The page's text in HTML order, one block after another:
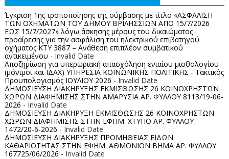
Έγκριση 1ης τροποποίησης της σύμβασης με τίτλο «ΑΣΦΑΛΙΣΗ
ΤΩΝ ΟΧΗΜΑΤΩΝ ΤΟΥ ΔΗΜΟΥ ΒΡΙΛΗΣΣΙΩΝ ΑΠΟ 15/7/2026
ΕΩΣ 15/7/2027» λόγω άσκησης μέρους του δικαιώματος
προαίρεσης για την ασφάλιση του ηλεκτρικού επιβατηγού
οχήματος ΚΤΥ 3887 – Ανάθεση επιπλέον συμβατικού
αντικειμένου - Invalid Date
Αποζημίωση για υπερωριακή απασχόληση ενιαίου μισθολογίου
(μόνιμοι και ΙΔΑΧ) ΥΠΗΡΕΣΙΑ ΚΟΙΝΩΝΙΚΗΣ ΠΟΛΙΤΙΚΗΣ - Τακτικός
Προυπολογισμός ΙΟΥΛΙΟΥ 2026 - Invalid Date
ΔΗΜΟΣΙΕΥΣΗ ΔΙΑΚΗΡΥΞΗΣ ΕΚΜΙΣΘΩΣΗΣ 26 ΚΟΙΝΟΧΡΗΣΤΩΝ
ΧΩΡΩΝ ΔΙΑΦΗΜΙΣΗΣ ΣΤΗΝ ΑΜΑΡΥΣΙΑ ΑΡ. ΦΥΛΛΟΥ 8113/19-06-
2026 - Invalid Date
ΔΗΜΟΣΙΕΥΣΗ ΔΙΑΚΗΡΥΞΗ ΕΚΜΙΣΘΩΣΗΣ 26 ΚΟΙΝΟΧΡΗΣΤΩΝ
ΧΩΡΩΝ ΔΙΑΦΗΜΙΣΗΣ ΣΤΗΝ ΕΦΗΜ. ΧΤΥΠΟ ΑΡ. ΦΥΛΛΟΥ
1472/20-6-2026 - Invalid Date
ΔΗΜΟΣΙΕΥΣΗ ΔΙΑΚΗΡΥΞΗΣ ΠΡΟΜΗΘΕΙΑΣ ΕΙΔΩΝ
ΚΑΘΑΡΙΟΤΗΤΑΣ ΣΤΗΝ ΕΦΗΜ. ΑΘΜΟΝΙΟΝ ΒΗΜΑ ΑΡ. ΦΥΛΛΟΥ
167725/06/2026 - Invalid Date